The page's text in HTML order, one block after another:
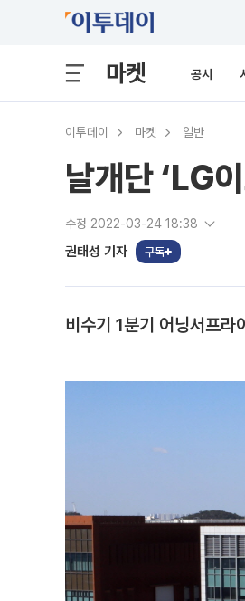
마켓 공시
이투데이 마켓 일반
날개단 ‘LG
수정 2022-03-24 18:38
권태성 기자 구독
비수기 1분기 어닝서프